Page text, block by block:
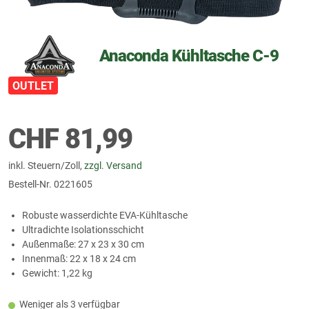
Anaconda Kühltasche C-9
OUTLET
CHF81,99
inkl. Steuern/Zoll, zzgl. Versand
Bestell-Nr. 0221605
Robuste wasserdichte EVA-Kühltasche
Ultradichte Isolationsschicht
Außenmaße: 27 x 23 x 30 cm
Innenmaß: 22 x 18 x 24 cm
Gewicht: 1,22 kg
Weniger als 3 verfügbar